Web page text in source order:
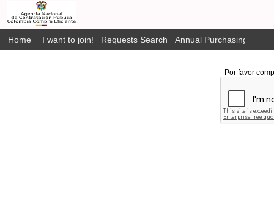
Home I want to join! Requests Search Annual Purchasing Plan
Por favor